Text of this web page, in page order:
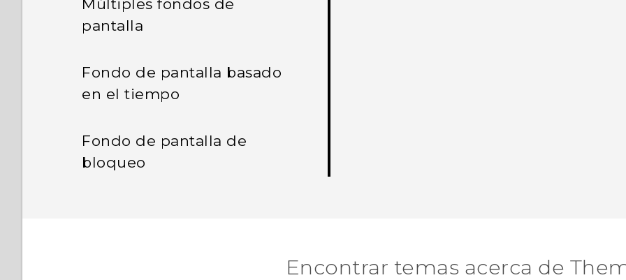
Múltiples fondos de
pantalla
Fondo de pantalla basado
en el tiempo
Fondo de pantalla de
bloqueo
Encontrar temas acerca de